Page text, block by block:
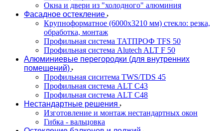
Окна и двери из "холодного" алюминия
Фасадное остекление
Крупноформатное (6000x3210 мм) стекло: резка,
обработка, монтаж
Профильная система ТАТПРОФ TFS 50
Профильная система Alutech ALT F 50
Алюминиевые перегородки (для внутренних
помещений)
Профильная сиситема TWS/TDS 45
Профильная система ALT C43
Профильная система ALT C48
Нестандартные решения
Изготовление и монтаж нестандартных окон
Гибка - вальцовка